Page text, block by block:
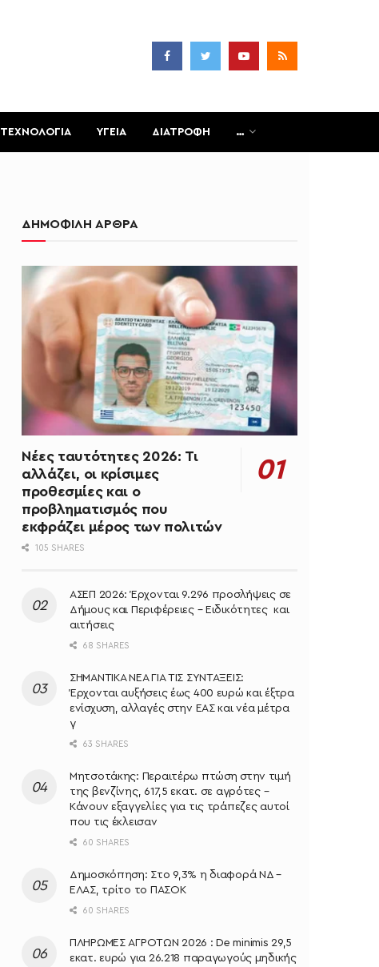
ΤΕΧΝΟΛΟΓΙΑ ΥΓΕΙΑ ΔΙΑΤΡΟΦΗ …
ΔΗΜΟΦΙΛΗ ΑΡΘΡΑ
Νέες ταυτότητες 2026: Τι
αλλάζει, οι κρίσιμες
προθεσμίες και ο
προβληματισμός που
εκφράζει μέρος των πολιτών
105 SHARES
ΑΣΕΠ 2026: Έρχονται 9.296 προσλήψεις σε
Δήμους και Περιφέρειες – Ειδικότητες και
αιτήσεις
68 SHARES
ΣΗΜΑΝΤΙΚΑ ΝΕΑ ΓΙΑ ΤΙΣ ΣΥΝΤΑΞΕΙΣ:
Έρχονται αυξήσεις έως 400 ευρώ και έξτρα
ενίσχυση, αλλαγές στην ΕΑΣ και νέα μέτρα
γ
63 SHARES
Μητσοτάκης: Περαιτέρω πτώση στην τιμή
της βενζίνης, 617,5 εκατ. σε αγρότες –
Κάνουν εξαγγελίες για τις τράπεζες αυτοί
που τις έκλεισαν
60 SHARES
Δημοσκόπηση: Στο 9,3% η διαφορά ΝΔ –
ΕΛΑΣ, τρίτο το ΠΑΣΟΚ
60 SHARES
ΠΛΗΡΩΜΕΣ ΑΓΡΟΤΩΝ 2026 : De minimis 29,5
εκατ. ευρώ για 26.218 παραγωγούς μηδικής